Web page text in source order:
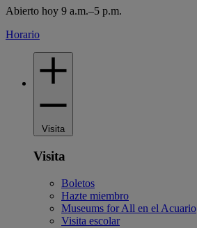
Abierto hoy 9 a.m.–5 p.m.
Horario
Visita
Visita
Boletos
Hazte miembro
Museums for All en el Acuario
Visita escolar